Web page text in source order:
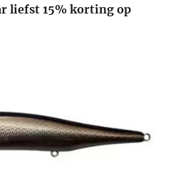
liefst 15% korting op